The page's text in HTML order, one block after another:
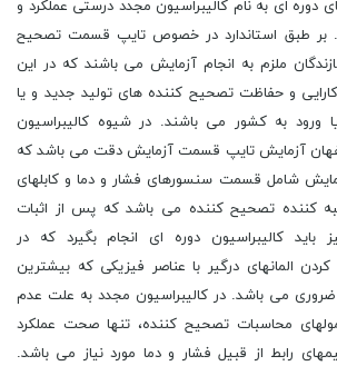
ای به نام کالیبراسیون مجدد درستی عملکرد و
بر طبق استاندارد در خصوص تایپ قسمت تصحیح
ملزم به انجام آزمایش می باشند که در این
و حفاظت تصحیح کننده های تولید جدید و یا
ورود به کشور می باشند. در شیوه کالیبراسیون
آزمایش تایپ قسمت آزمایش دقت می باشد که
شامل قسمت سنسورهای فشار و دما و کابلهای
کننده تصحیح کننده می باشد که پس از اثبات
باید کالیبراسیون دوره ای انجام بگیرد که در
المانهای درگیر با عناصر فیزیکی که بیشترین
می باشد. در کالیبراسیون مجدد به علت عدم
محاسبات تصحیح کننده، تنها صحت عملکرد
رابط از قبیل فشار و دما مورد نیاز می باشد.